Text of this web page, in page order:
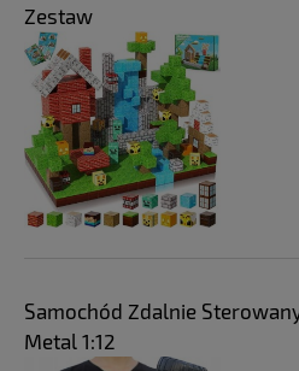
Zestaw
Samochód Zdalnie
Metal 1:12